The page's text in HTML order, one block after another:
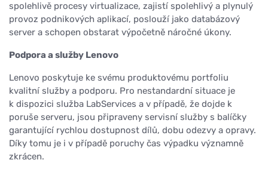
spolehlivě procesy virtualizace, zajistí spolehlivý a plynulý
provoz podnikových aplikací, poslouží jako databázový
server a schopen obstarat výpočetně náročné úkony.
Podpora a služby Lenovo
Lenovo poskytuje ke svému produktovému portfoliu
kvalitní služby a podporu. Pro nestandardní situace je
k dispozici služba LabServices a v případě, že dojde k
poruše serveru, jsou připraveny servisní služby s balíčky
garantující rychlou dostupnost dílů, dobu odezvy a opravy.
Díky tomu je i v případě poruchy čas výpadku významně
zkrácen.